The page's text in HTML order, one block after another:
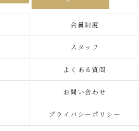
会員制度
スタッフ
よくある質問
お問い合わせ
プライバシーポリシー